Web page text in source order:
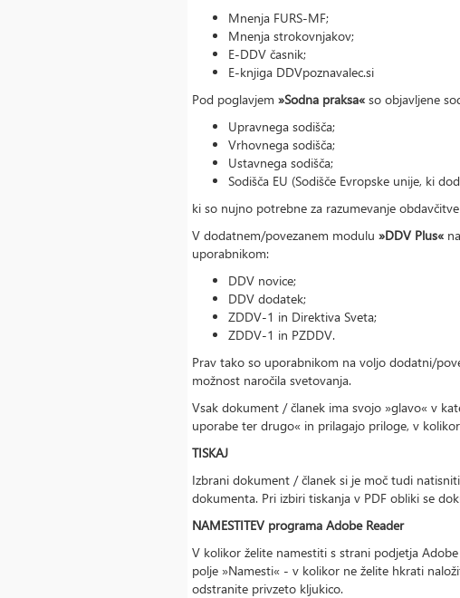
Mnenja FURS-MF;
Mnenja strokovnjakov;
E-DDV časnik;
E-knjiga DDVpoznavalec.si
Pod poglavjem »Sodna praksa« so objavljene
Upravnega sodišča;
Vrhovnega sodišča;
Ustavnega sodišča;
Sodišča EU (Sodišče Evropske unije, ki
ki so nujno potrebne za razumevanje
V dodatnem/povezanem modulu »DDV Plus«
uporabnikom:
DDV novice;
DDV dodatek;
ZDDV-1 in Direktiva Sveta;
ZDDV-1 in PZDDV.
Prav tako so uporabnikom na voljo dodatni/
možnost naročila svetovanja.
Vsak dokument / članek ima svojo »glavo« v
uporabe ter drugo« in prilagajo priloge, v
TISKAJ
Izbrani dokument / članek si je moč tudi
dokumenta. Pri izbiri tiskanja v PDF obliki se
NAMESTITEV programa Adobe Reader
V kolikor želite namestiti s strani podjetja
polje »Namesti« - v kolikor ne želite hkrati
odstranite privzeto kljukico.